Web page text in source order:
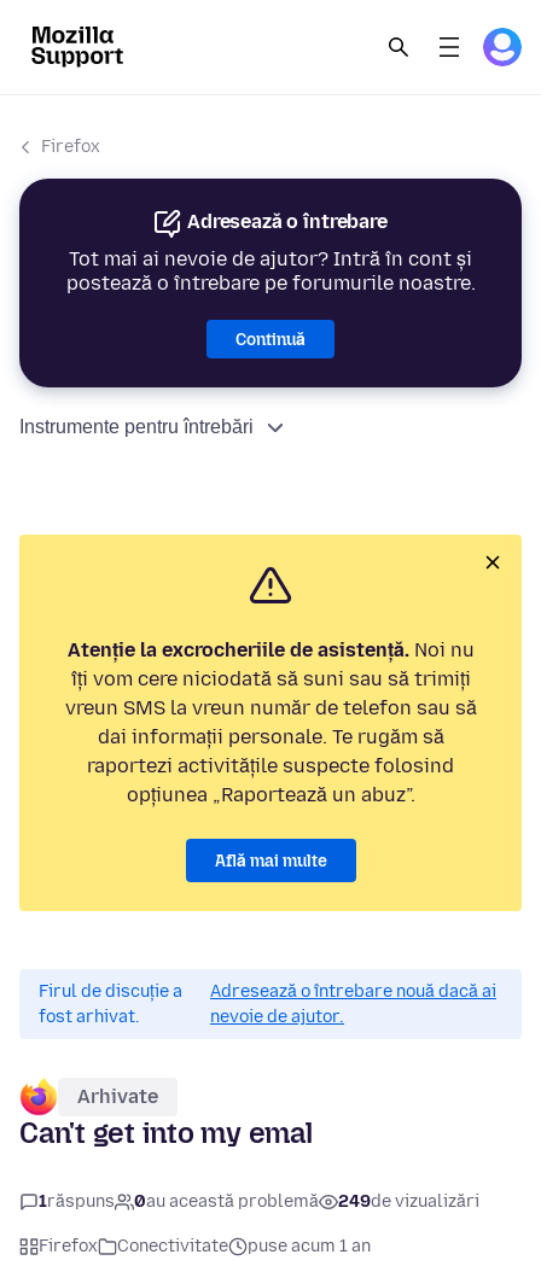
Firefox
Adresează o întrebare
Tot mai ai nevoie de ajutor? Intră în cont și
postează o întrebare pe forumurile noastre.
Continuă
Instrumente pentru întrebări
Atenție la excrocheriile de asistență.Noi nu
îți vom cere niciodată să suni sau să trimiți
vreun SMS la vreun număr de telefon sau să
dai informații personale. Te rugăm să
raportezi activitățile suspecte folosind
opțiunea „Raportează un abuz”.
Află mai multe
Firul de discuție a
fost arhivat.
Adresează o întrebare nouă dacă ai
nevoie de ajutor.
Arhivate
Can't get into my emal
1răspuns 0au această problemă 249de vizualizări
Firefox Conectivitate
puse acum 1 an